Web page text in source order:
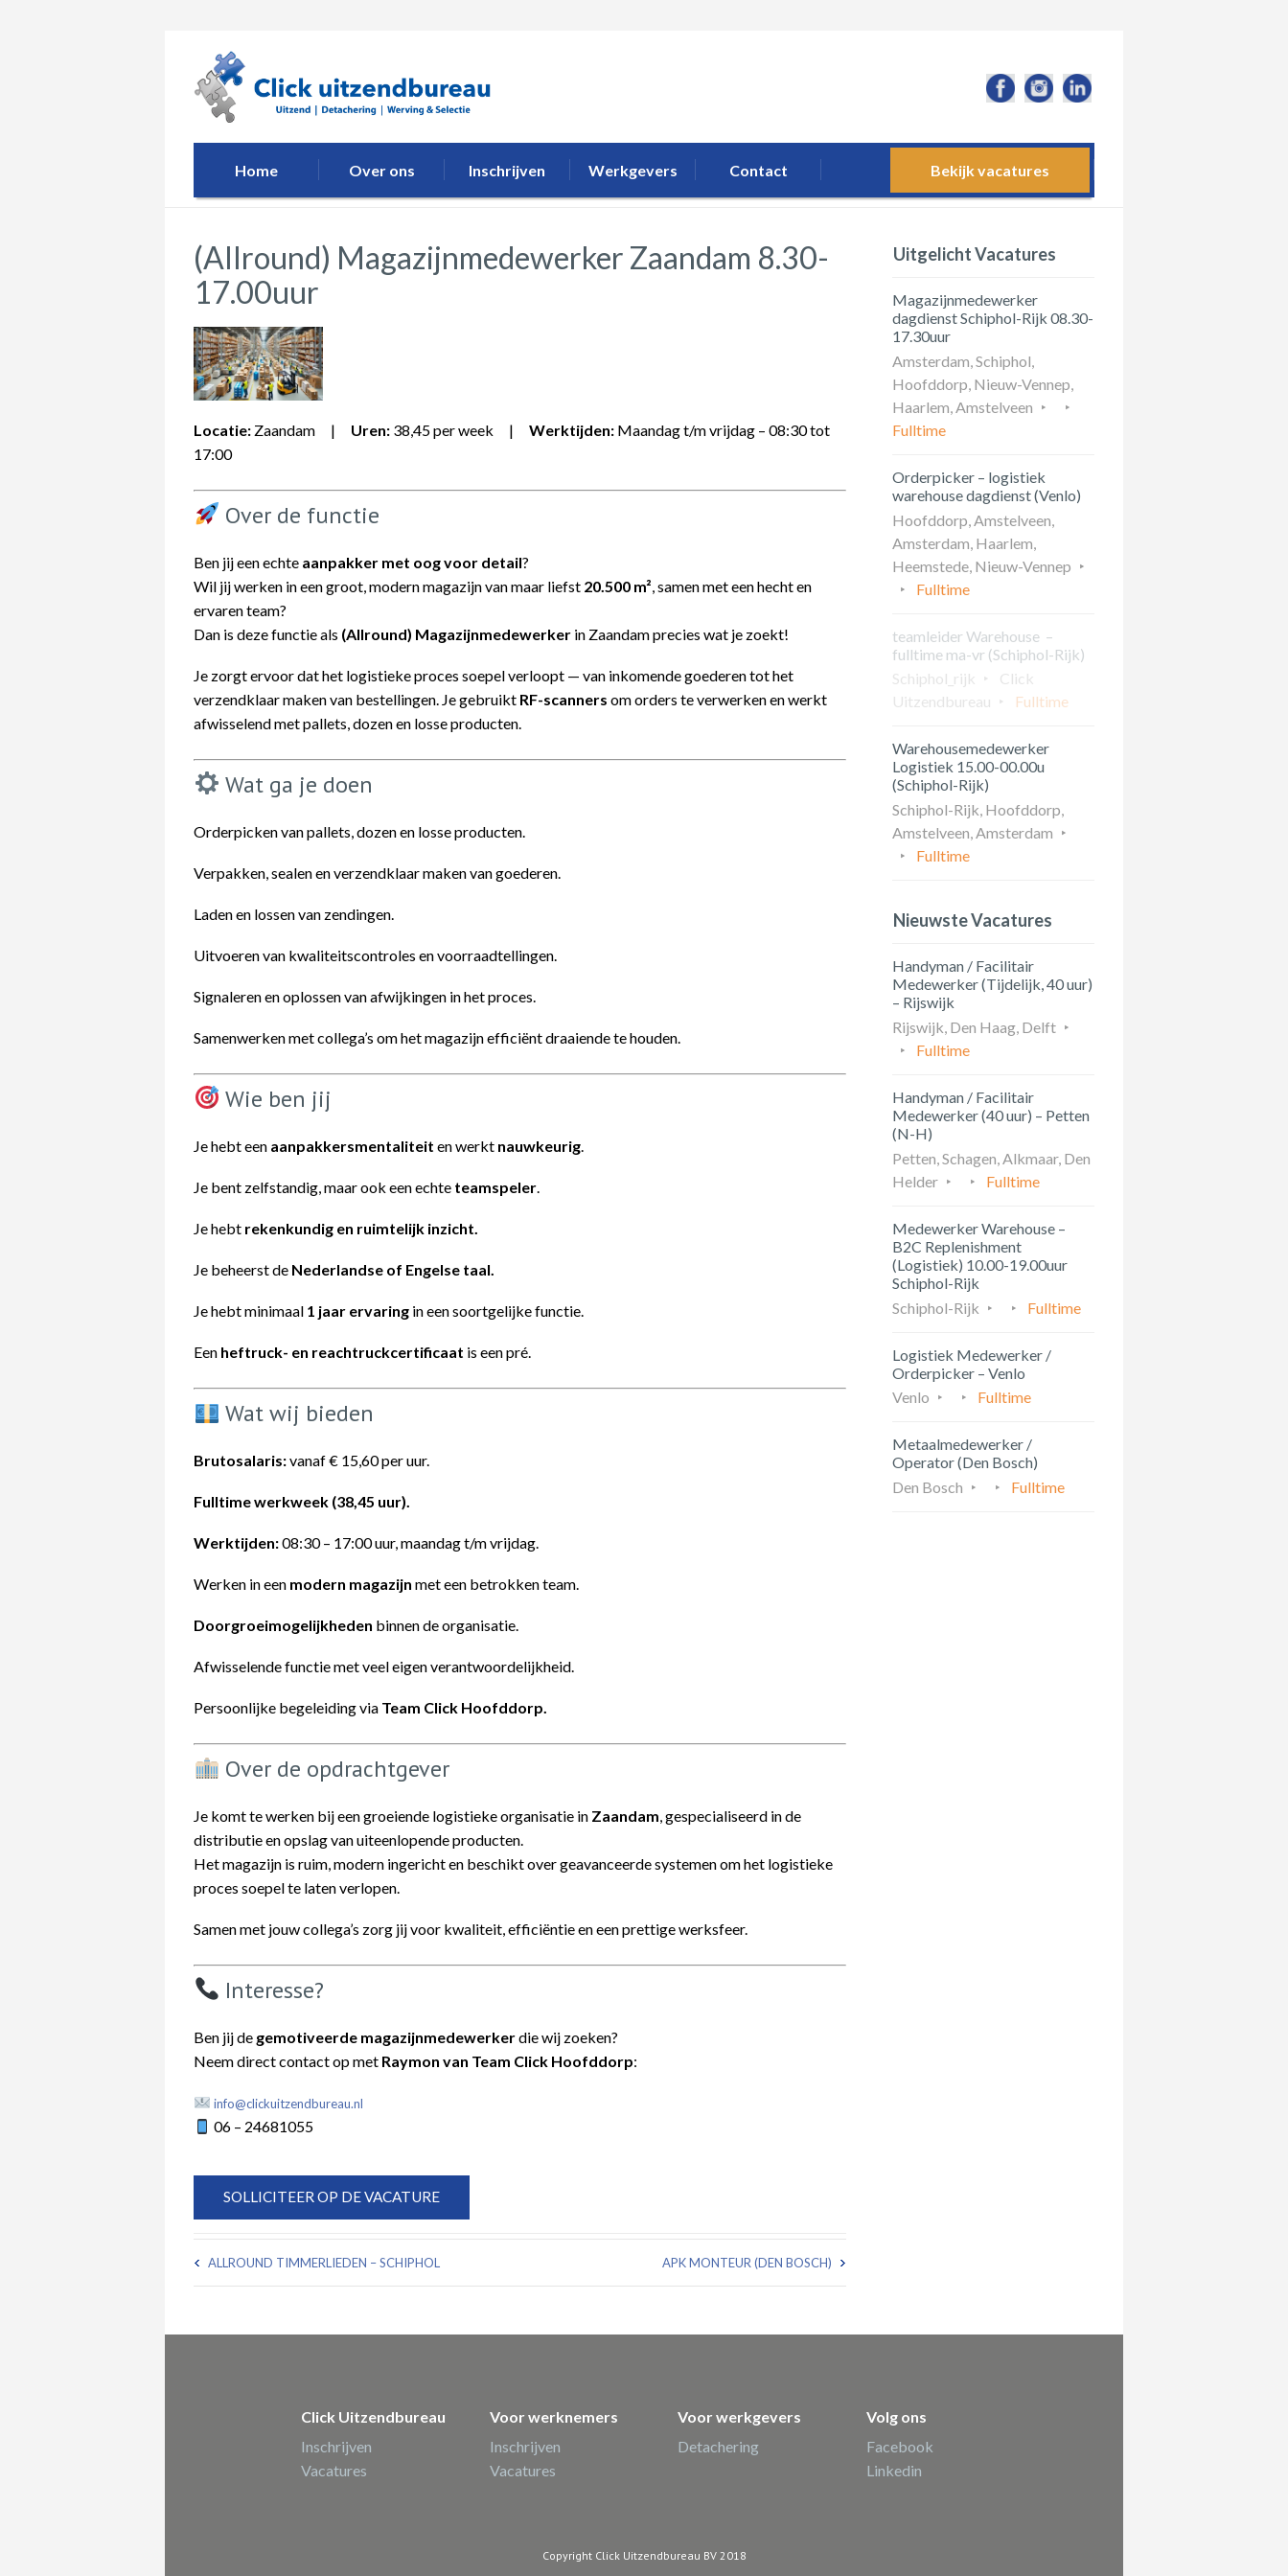
Home Over ons Inschrijven Werkgevers Contact Bekijk vacatures
(Allround) Magazijnmedewerker Zaandam 8.30-
17.00uur
Locatie: Zaandam | Uren: 38,45 per week | Werktijden: Maandag t/m vrijdag – 08:30 tot
17:00
Over de functie
Ben jij een echte aanpakker met oog voor detail?
Wil jij werken in een groot, modern magazijn van maar liefst 20.500 m², samen met een hecht en
ervaren team?
Dan is deze functie als (Allround) Magazijnmedewerker in Zaandam precies wat je zoekt!
Je zorgt ervoor dat het logistieke proces soepel verloopt — van inkomende goederen tot het
verzendklaar maken van bestellingen. Je gebruikt RF-scanners om orders te verwerken en werkt
afwisselend met pallets, dozen en losse producten.
Wat ga je doen
Orderpicken van pallets, dozen en losse producten.
Verpakken, sealen en verzendklaar maken van goederen.
Laden en lossen van zendingen.
Uitvoeren van kwaliteitscontroles en voorraadtellingen.
Signaleren en oplossen van afwijkingen in het proces.
Samenwerken met collega’s om het magazijn efficiënt draaiende te houden.
Wie ben jij
Je hebt een aanpakkersmentaliteit en werkt nauwkeurig.
Je bent zelfstandig, maar ook een echte teamspeler.
Je hebt rekenkundig en ruimtelijk inzicht.
Je beheerst de Nederlandse of Engelse taal.
Je hebt minimaal 1 jaar ervaring in een soortgelijke functie.
Een heftruck- en reachtruckcertificaat is een pré.
Wat wij bieden
Brutosalaris:vanaf € 15,60 per uur.
Fulltime werkweek (38,45 uur).
Werktijden:08:30 – 17:00 uur, maandag t/m vrijdag.
Werken in een modern magazijn met een betrokken team.
Doorgroeimogelijkheden binnen de organisatie.
Afwisselende functie met veel eigen verantwoordelijkheid.
Persoonlijke begeleiding via Team Click Hoofddorp.
Over de opdrachtgever
Je komt te werken bij een groeiende logistieke organisatie in Zaandam, gespecialiseerd in de
distributie en opslag van uiteenlopende producten.
Het magazijn is ruim, modern ingericht en beschikt over geavanceerde systemen om het logistieke
proces soepel te laten verlopen.
Samen met jouw collega’s zorg jij voor kwaliteit, efficiëntie en een prettige werksfeer.
Interesse?
Ben jij de gemotiveerde magazijnmedewerkerdie wij zoeken?
Neem direct contact op met Raymon van Team Click Hoofddorp:
info@clickuitzendbureau.nl
06 – 24681055
ALLROUND TIMMERLIEDEN – SCHIPHOL APK MONTEUR (DEN BOSCH)
Uitgelicht Vacatures
Magazijnmedewerker
dagdienst Schiphol-Rijk 08.30-
17.30uur
Amsterdam, Schiphol,
Hoofddorp, Nieuw-Vennep,
Haarlem, Amstelveen
Fulltime
Orderpicker – logistiek
warehouse dagdienst (Venlo)
Hoofddorp, Amstelveen,
Amsterdam, Haarlem,
Heemstede, Nieuw-Vennep
Fulltime
teamleider Warehouse –
fulltime ma-vr (Schiphol-Rijk)
Schiphol_rijk
Click
Uitzendbureau
Fulltime
Warehousemedewerker
Logistiek 15.00-00.00u
(Schiphol-Rijk)
Schiphol-Rijk, Hoofddorp,
Amstelveen, Amsterdam
Fulltime
Nieuwste Vacatures
Handyman / Facilitair
Medewerker (Tijdelijk, 40 uur)
– Rijswijk
Rijswijk, Den Haag, Delft
Fulltime
Handyman / Facilitair
Medewerker (40 uur) – Petten
(N-H)
Petten, Schagen, Alkmaar, Den
Helder
Fulltime
Medewerker Warehouse –
B2C Replenishment
(Logistiek) 10.00-19.00uur
Schiphol-Rijk
Schiphol-Rijk
Fulltime
Logistiek Medewerker /
Orderpicker – Venlo
Venlo
Fulltime
Metaalmedewerker /
Operator (Den Bosch)
Den Bosch
Fulltime
Click Uitzendbureau
Inschrijven
Vacatures
Voor werknemers
Inschrijven
Vacatures
Voor werkgevers
Detachering
Volg ons
Facebook
Linkedin
Copyright Click Uitzendbureau BV 2018